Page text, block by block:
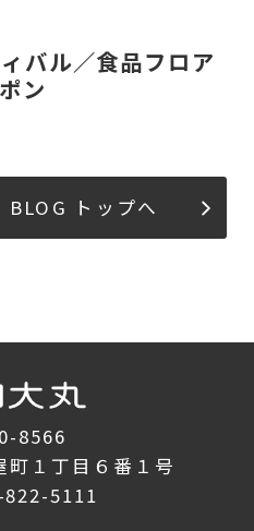
バル／食品フロア
ン
トップへ
8566
町１丁目６番１号
5111